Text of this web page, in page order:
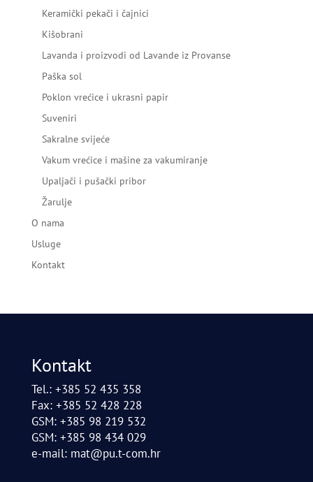
Keramički pekači i čajnici
Kišobrani
Lavanda i proizvodi od Lavande iz Provanse
Paška sol
Poklon vrećice i ukrasni papir
Suveniri
Sakralne svijeće
Vakum vrećice i mašine za vakumiranje
Upaljači i pušački pribor
Žarulje
O nama
Usluge
Kontakt
Kontakt
Tel.: +385 52 435 358
Fax: +385 52 428 228
GSM: +385 98 219 532
GSM: +385 98 434 029
e-mail: mat@pu.t-com.hr